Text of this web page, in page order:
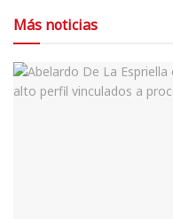
Más noticias